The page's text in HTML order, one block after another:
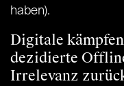
haben).
Digitale
dezidierte
Irrelevanz